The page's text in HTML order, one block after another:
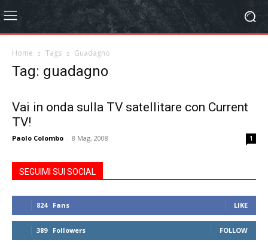
Home Tags Guadagno
Tag: guadagno
Vai in onda sulla TV satellitare con Current
TV!
Paolo Colombo - 8 Mag, 2008 1
SEGUIMI SUI SOCIAL
824 Fans LIKE
389 Followers FOLLOW